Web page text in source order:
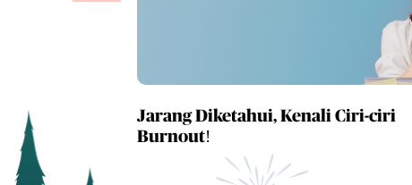
Jarang Diketahui, Kenali Ciri-ciri
Burnout!